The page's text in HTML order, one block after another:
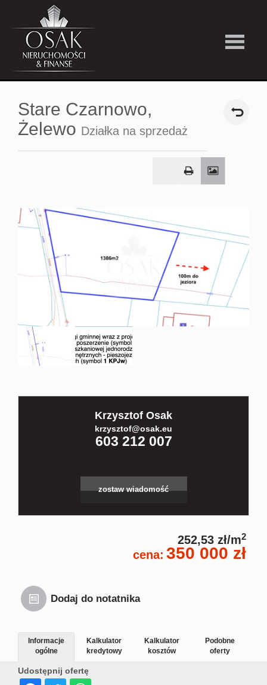
Kup
Firma
Kontakt
Stare Czarnowo,
Żelewo Działka na sprzedaż
Krzysztof Osak
krzysztof@osak.eu
603 212 007
zostaw wiadomość
252,53 zł/m2
cena: 350 000 zł
Dodaj do notatnika
Udostępnij ofertę
Informacje
ogólne
Kalkulator
kredytowy
Kalkulator
kosztów
Podobne
oferty